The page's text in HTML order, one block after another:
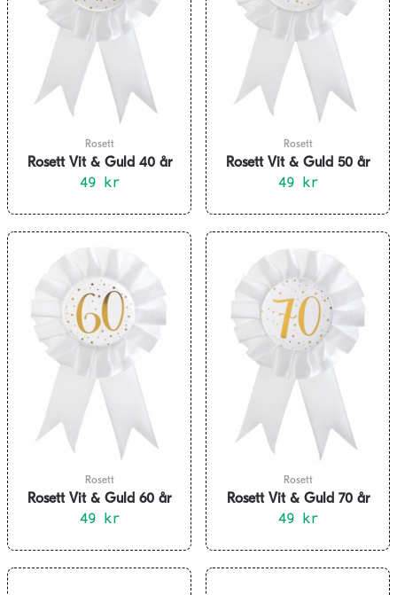
Rosett
Rosett Vit & Guld 40 år
49 kr
Rosett
Rosett Vit & Guld 50 år
49 kr
Rosett
Rosett Vit & Guld 60 år
49 kr
Rosett
Rosett Vit & Guld 70 år
49 kr